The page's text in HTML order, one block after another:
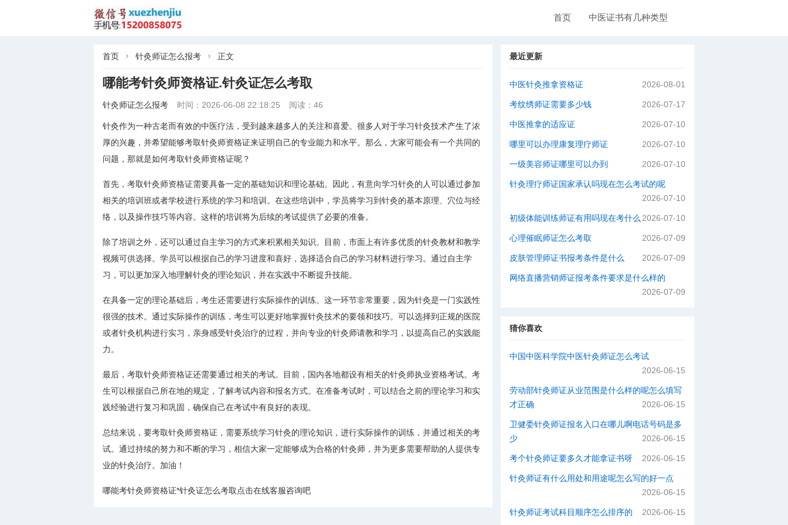
首页 中医证书有几种类型
首页  针灸师证怎么报考  正文
哪能考针灸师资格证.针灸证怎么考取
针灸师证怎么报考 时间：2026-06-08 22:18:25 阅读：46
针灸作为一种古老而有效的中医疗法，受到越来越多人的关注和喜爱。很多人对于学习针灸技术产生了浓
厚的兴趣，并希望能够考取针灸师资格证来证明自己的专业能力和水平。那么，大家可能会有一个共同的
问题，那就是如何考取针灸师资格证呢？
首先，考取针灸师资格证需要具备一定的基础知识和理论基础。因此，有意向学习针灸的人可以通过参加
相关的培训班或者学校进行系统的学习和培训。在这些培训中，学员将学习到针灸的基本原理、穴位与经
络，以及操作技巧等内容。这样的培训将为后续的考试提供了必要的准备。
除了培训之外，还可以通过自主学习的方式来积累相关知识。目前，市面上有许多优质的针灸教材和教学
视频可供选择。学员可以根据自己的学习进度和喜好，选择适合自己的学习材料进行学习。通过自主学
习，可以更加深入地理解针灸的理论知识，并在实践中不断提升技能。
在具备一定的理论基础后，考生还需要进行实际操作的训练。这一环节非常重要，因为针灸是一门实践性
很强的技术。通过实际操作的训练，考生可以更好地掌握针灸技术的要领和技巧。可以选择到正规的医院
或者针灸机构进行实习，亲身感受针灸治疗的过程，并向专业的针灸师请教和学习，以提高自己的实践能
力。
最后，考取针灸师资格证还需要通过相关的考试。目前，国内各地都设有相关的针灸师执业资格考试。考
生可以根据自己所在地的规定，了解考试内容和报名方式。在准备考试时，可以结合之前的理论学习和实
践经验进行复习和巩固，确保自己在考试中有良好的表现。
总结来说，要考取针灸师资格证，需要系统学习针灸的理论知识，进行实际操作的训练，并通过相关的考
试。通过持续的努力和不断的学习，相信大家一定能够成为合格的针灸师，并为更多需要帮助的人提供专
业的针灸治疗。加油！
哪能考针灸师资格证*针灸证怎么考取点击在线客服咨询吧
最近更新
中医针灸推拿资格证 2026-08-01
考纹绣师证需要多少钱 2026-07-17
中医推拿的适应证 2026-07-10
哪里可以办理康复理疗师证 2026-07-10
一级美容师证哪里可以办到 2026-07-10
针灸理疗师证国家承认吗现在怎么考试的呢
2026-07-10
初级体能训练师证有用吗现在考什么 2026-07-10
心理催眠师证怎么考取 2026-07-09
皮肤管理师证书报考条件是什么 2026-07-09
网络直播营销师证报考条件要求是什么样的
2026-07-09
猜你喜欢
中国中医科学院中医针灸师证怎么考试
2026-06-15
劳动部针灸师证从业范围是什么样的呢怎么填写
才正确
2026-06-15
卫健委针灸师证报名入口在哪儿啊电话号码是多
少
2026-06-15
考个针灸师证要多久才能拿证书呀 2026-06-15
针灸师证有什么用处和用途呢怎么写的好一点
2026-06-15
针灸师证考试科目顺序怎么排序的 2026-06-15